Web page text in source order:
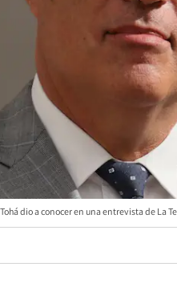
dio a conocer en una entrevista de La